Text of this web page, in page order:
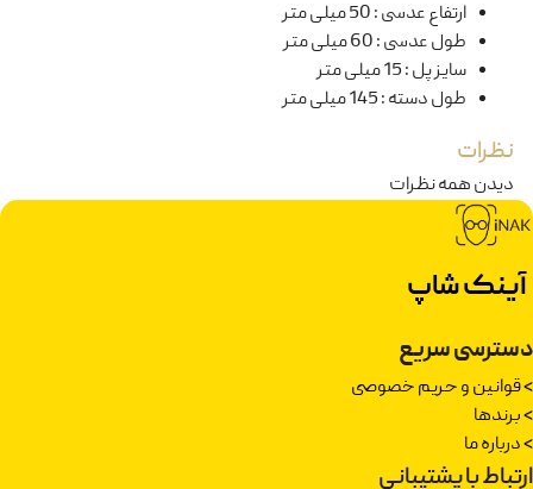
ارتفاع عدسی:50 میلی متر
طول عدسی:60 میلی متر
سایز پل:15 میلی متر
طول دسته:145 میلی متر
نظرات
دیدن همه نظرات
آینک شاپ
دسترسی سریع
>قوانین و حریم خصوصی
>برندها
>درباره ما
ارتباط با پشتیبانی